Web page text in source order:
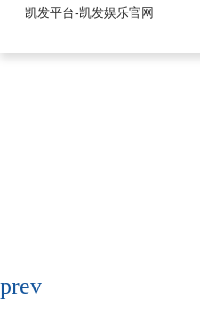
xh系列-凯发平
凯发平台-凯发娱乐官网